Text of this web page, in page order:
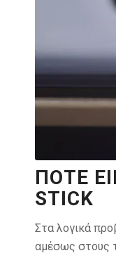
ΠΌΤΕ
STICK
Στα λογικά
αμέσως στους